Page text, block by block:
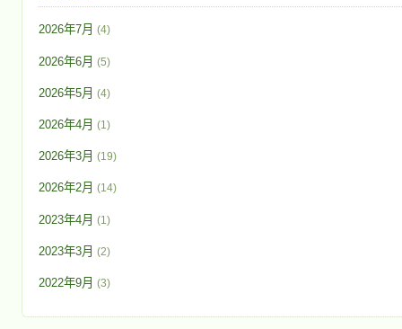
2026年7月(4)
2026年6月(5)
2026年5月(4)
2026年4月(1)
2026年3月(19)
2026年2月(14)
2023年4月(1)
2023年3月(2)
2022年9月(3)